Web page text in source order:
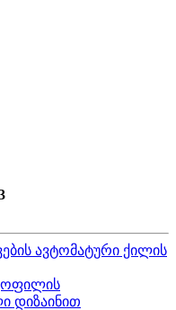
ავტომატური ქილის
დიზაინით